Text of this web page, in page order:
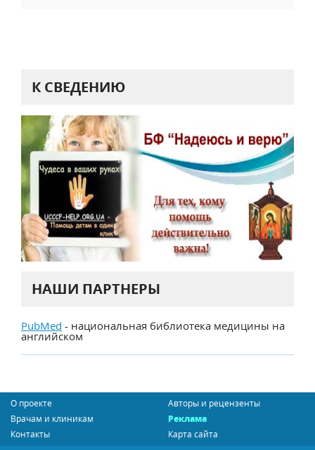
К СВЕДЕНИЮ
НАШИ ПАРТНЕРЫ
PubMed - национальная библиотека медицины на
английском
О проекте
Авторы и рецензенты
Врачам и клиникам
Реклама
Контакты
Карта сайта